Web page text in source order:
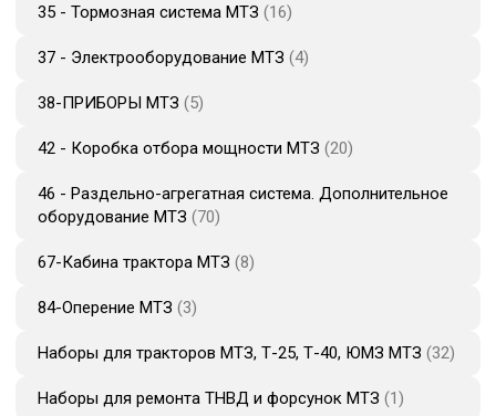
35 - Тормозная система МТЗ 16
37 - Электрооборудование МТЗ 4
38-ПРИБОРЫ МТЗ 5
42 - Коробка отбора мощности МТЗ 20
46 - Раздельно-агрегатная система. Дополнительное
оборудование МТЗ 70
67-Кабина трактора МТЗ 8
84-Оперение МТЗ 3
Наборы для тракторов МТЗ, Т-25, Т-40, ЮМЗ МТЗ 32
Наборы для ремонта ТНВД и форсунок МТЗ 1